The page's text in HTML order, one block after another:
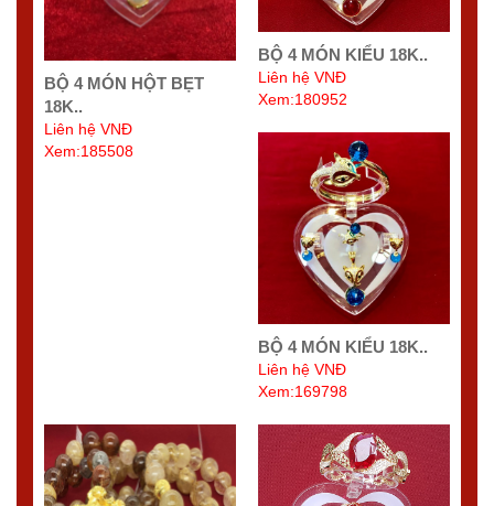
BỘ 4 MÓN HỘT BẸT
18K..
Liên hệ VNĐ
Xem:185508
BỘ 4 MÓN KIỂU 18K..
Liên hệ VNĐ
Xem:180952
BỘ 4 MÓN KIỂU 18K..
Liên hệ VNĐ
Xem:169798